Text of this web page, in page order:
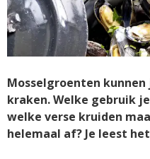
Mosselgroenten
kraken. Welke gebruik
welke verse kruiden
helemaal af? Je leest